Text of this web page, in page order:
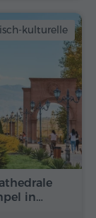
kulturelle
in…